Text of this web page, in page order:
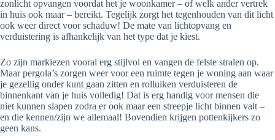
zonlicht opvangen voordat het je woonkamer – of welk ander vertrek
in huis ook maar – bereikt. Tegelijk zorgt het tegenhouden van dit licht
ook weer direct voor schaduw! De mate van lichtopvang en
verduistering is afhankelijk van het type dat je kiest.
Zo zijn markiezen vooral erg stijlvol en vangen de felste stralen op.
Maar pergola’s zorgen weer voor een ruimte tegen je woning aan waar
je gezellig onder kunt gaan zitten en rolluiken verduisteren de
binnenkant van je huis volledig! Dat is erg handig voor mensen die
niet kunnen slapen zodra er ook maar een streepje licht binnen valt –
en die kennen/zijn we allemaal! Bovendien krijgen pottenkijkers zo
geen kans.